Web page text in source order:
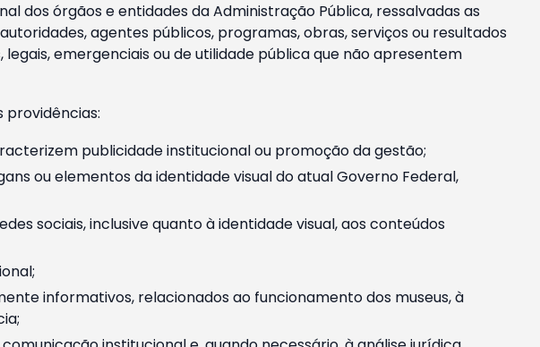
dos órgãos e entidades da Administração Pública, ressalvadas as
agentes públicos, programas, obras, serviços ou resultados
emergenciais ou de utilidade pública que não apresentem
providências:
publicidade institucional ou promoção da gestão;
ou elementos da identidade visual do atual Governo Federal,
sociais, inclusive quanto à identidade visual, aos conteúdos
informativos, relacionados ao funcionamento dos museus, à